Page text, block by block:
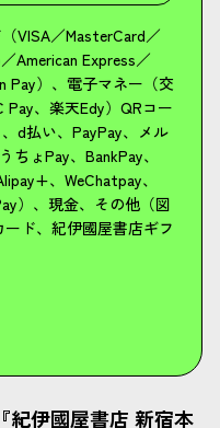
VISA／MasterCard／
American Express／
Pay）、電子マネー（交
Pay、楽天Edy）QRコー
d払い、PayPay、メル
ちょPay、BankPay、
、WeChatpay、
）、現金、その他（図
ド、紀伊國屋書店ギフ
紀伊國屋書店 新宿本